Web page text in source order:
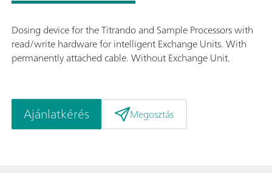
Dosing device for the Titrando and Sample Processors with
read/write hardware for intelligent Exchange Units. With
permanently attached cable. Without Exchange Unit.
Ajánlatkérés Megosztás